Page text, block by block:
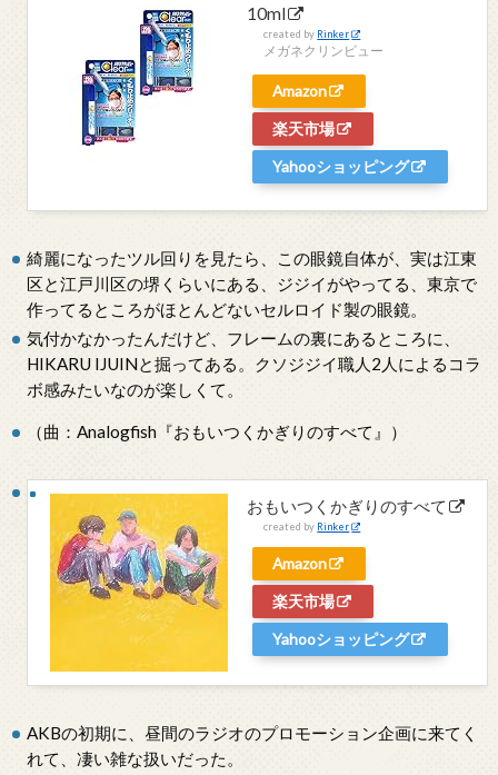
10ml
created by Rinker
メガネクリンビュー
Amazon
楽天市場
Yahooショッピング
綺麗になったツル回りを見たら、この眼鏡自体が、実は江東
区と江戸川区の堺くらいにある、ジジイがやってる、東京で
作ってるところがほとんどないセルロイド製の眼鏡。
気付かなかったんだけど、フレームの裏にあるところに、
HIKARU IJUINと掘ってある。クソジジイ職人2人によるコラ
ボ感みたいなのが楽しくて。
（曲：Analogfish『おもいつくかぎりのすべて』）
おもいつくかぎりのすべて
created by Rinker
Amazon
楽天市場
Yahooショッピング
AKBの初期に、昼間のラジオのプロモーション企画に来てく
れて、凄い雑な扱いだった。